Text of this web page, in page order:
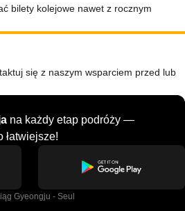
bilety kolejowe nawet z rocznym
się z naszym wsparciem przed lub
na każdy etap podróży —
łatwiejsze!
Gyeongju - Seul